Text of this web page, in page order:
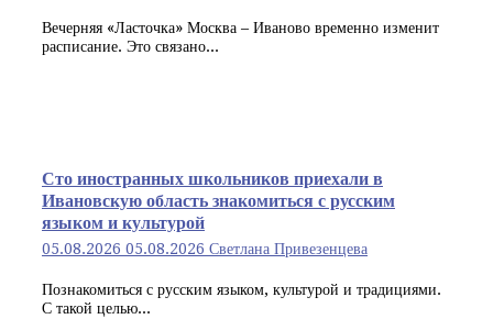
Вечерняя «Ласточка» Москва – Иваново временно изменит
расписание. Это связано...
Сто иностранных школьников приехали в
Ивановскую область знакомиться с русским
языком и культурой
05.08.2026 05.08.2026 Светлана Привезенцева
Познакомиться с русским языком, культурой и традициями.
С такой целью...